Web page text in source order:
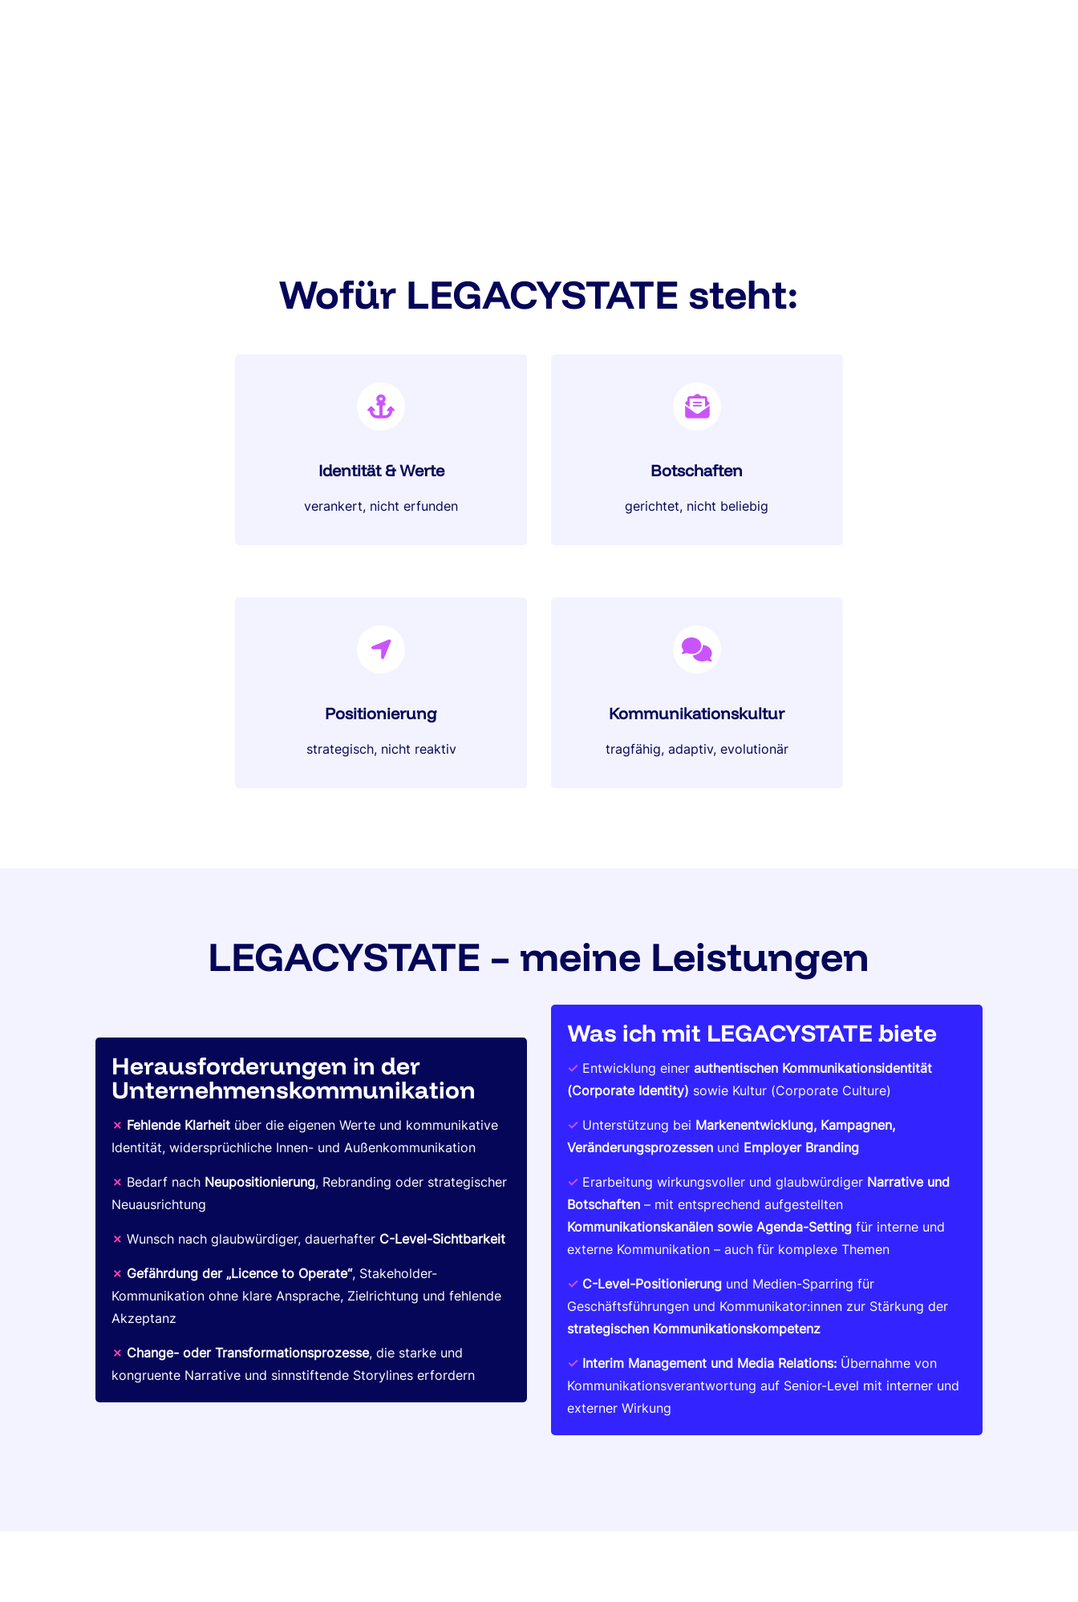
Wofür LEGACYSTATE steht:
Identität & Werte
verankert, nicht erfunden
Botschaften
gerichtet, nicht beliebig
Positionierung
strategisch, nicht reaktiv
Kommunikationskultur
tragfähig, adaptiv, evolutionär
LEGACYSTATE – meine Leistungen
Herausforderungen in der
Unternehmenskommunikation
✗ Fehlende Klarheit über die eigenen Werte und kommunikative
Identität, widersprüchliche Innen- und Außenkommunikation
✗ Bedarf nach Neupositionierung, Rebranding oder strategischer
Neuausrichtung
✗Wunsch nach glaubwürdiger, dauerhafter C-Level-Sichtbarkeit
✗ Gefährdung der „Licence to Operate“, Stakeholder-
Kommunikation ohne klare Ansprache, Zielrichtung und fehlende
Akzeptanz
✗ Change- oder Transformationsprozesse, die starke und
kongruente Narrative und sinnstiftende Storylines erfordern
Was ich mit LEGACYSTATE biete
✓ Entwicklung einer authentischen Kommunikationsidentität
(Corporate Identity) sowie Kultur (Corporate Culture)
✓ Unterstützung bei Markenentwicklung, Kampagnen,
Veränderungsprozessenund Employer Branding
✓ Erarbeitung wirkungsvoller und glaubwürdiger Narrative und
Botschaften– mit entsprechend aufgestellten
Kommunikationskanälen sowie Agenda-Settingfür interne und
externe Kommunikation – auch für komplexe Themen
✓ C-Level-Positionierungund Medien-Sparring für
Geschäftsführungen und Kommunikator:innen zur Stärkung der
strategischen Kommunikationskompetenz
✓ Interim Management und Media Relations:Übernahme von
Kommunikationsverantwortung auf Senior-Level mit interner und
externer Wirkung